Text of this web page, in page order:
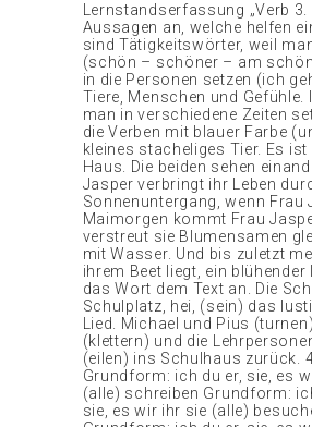
Lernstandserfassung „Verb
Aussagen an, welche helfen
sind Tätigkeitswörter, weil
(schön – schöner – am
in die Personen setzen (ich
Tiere, Menschen und
man in verschiedene Zeiten
die Verben mit blauer Farbe
kleines stacheliges Tier. Es
Haus. Die beiden sehen
Jasper verbringt ihr Leben
Sonnenuntergang, wenn
Maimorgen kommt Frau
verstreut sie Blumensamen
mit Wasser. Und bis zuletzt
ihrem Beet liegt, ein
das Wort dem Text an. Die
Schulplatz, hei, (sein) das
Lied. Michael und Pius
(klettern) und die
(eilen) ins Schulhaus zurück.
Grundform: ich du er, sie, es
(alle) schreiben Grundform:
sie, es wir ihr sie (alle)